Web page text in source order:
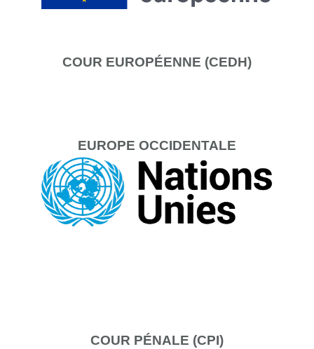
COUR EUROPÉENNE (CEDH)
EUROPE OCCIDENTALE
COUR PÉNALE (CPI)